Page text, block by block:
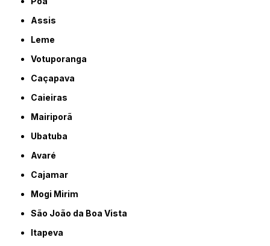
Assis
Leme
Votuporanga
Caçapava
Caieiras
Mairiporã
Ubatuba
Avaré
Cajamar
Mogi Mirim
São João da Boa Vista
Itapeva